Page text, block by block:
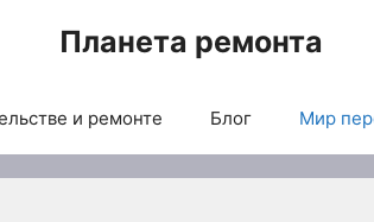
Планета ремонта
и ремонте Блог Мир